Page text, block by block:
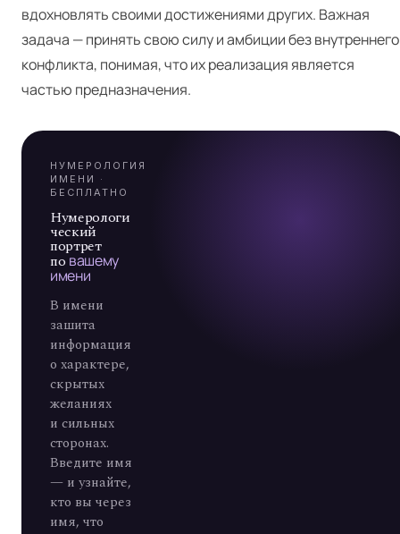
вдохновлять своими достижениями других. Важная
задача — принять свою силу и амбиции без внутреннего
конфликта, понимая, что их реализация является
частью предназначения.
А
7
НУМЕРОЛОГИЯ
ИМЕНИ ·
БЕСПЛАТНО
Нумерологи
ческий
портрет
по вашему
имени
В имени
зашита
информация
о характере,
скрытых
желаниях
и сильных
сторонах.
Введите имя
— и узнайте,
кто вы через
имя, что